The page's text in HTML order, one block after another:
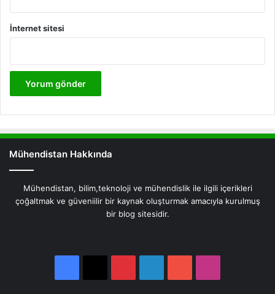
İnternet sitesi
Mühendistan Hakkında
Mühendistan, bilim,teknoloji ve mühendislik ile ilgili içerikleri
çoğaltmak ve güveniilir bir kaynak oluşturmak amacıyla kurulmuş
bir blog sitesidir.